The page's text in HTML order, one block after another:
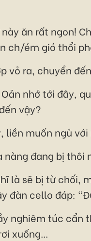
ăn rất ngon!
ch/ém gió thổi
vỏ ra, chuyển
nhớ tới đây,
vậy?
liền muốn ngủ
nàng đang bị
là sẽ bị từ chối,
đàn cello đáp:
nghiêm túc cẩn
xuống...